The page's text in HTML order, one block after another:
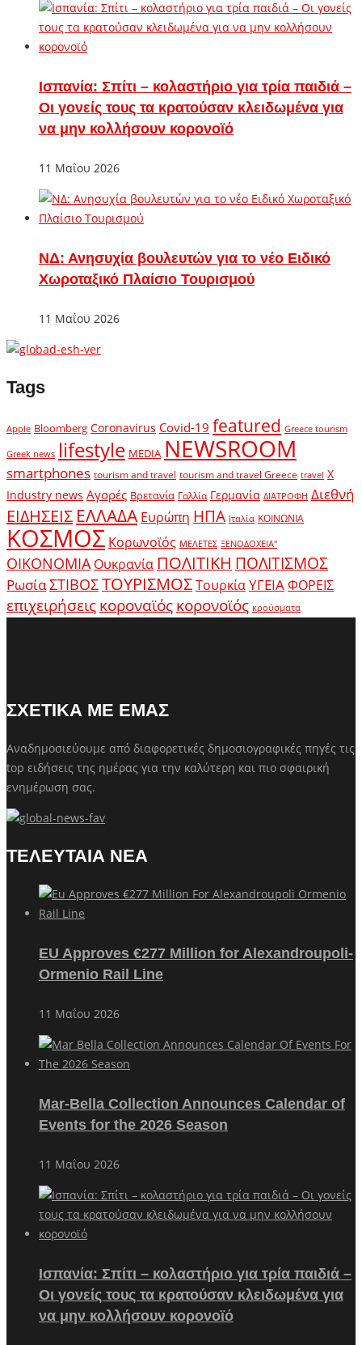
Ισπανία: Σπίτι – κολαστήριο για τρία παιδιά –
Οι γονείς τους τα κρατούσαν κλειδωμένα για
να μην κολλήσουν κορονοϊό
11 Μαΐου 2026
ΝΔ: Ανησυχία βουλευτών για το νέο Ειδικό
Χωροταξικό Πλαίσιο Τουρισμού
11 Μαΐου 2026
Tags
Apple Bloomberg Coronavirus Covid-19 featured Greece tourism
Greek news lifestyle MEDIA NEWSROOM
smartphones tourism and travel tourism and travel Greece travel X
Industry news Αγορές Βρετανία Γαλλία Γερμανία ΔΙΑΤΡΟΦΗ Διεθνή
ΕΙΔΗΣΕΙΣ ΕΛΛΑΔΑ Ευρώπη ΗΠΑ Ιταλία ΚΟΙΝΩΝΙΑ
ΚΟΣΜΟΣ Κορωνοϊός ΜΕΛΕΤΕΣ ΞΕΝΟΔΟΧΕΙΑ"
ΟΙΚΟΝΟΜΙΑ Ουκρανία ΠΟΛΙΤΙΚΗ ΠΟΛΙΤΙΣΜΟΣ
ΡωσίαΣΤΙΒΟΣΤΟΥΡΙΣΜΟΣΤουρκίαΥΓΕΙΑΦΟΡΕΙΣ
επιχειρήσειςκοροναϊόςκορονοϊός κρούσματα
ΣΧΕΤΙΚΑ ΜΕ ΕΜΑΣ
Αναδημοσιεύουμε από διαφορετικές δημοσιογραφικές πηγές τις
top ειδήσεις της ημέρας για την καλύτερη και πιο σφαιρική
ενημέρωση σας.
ΤΕΛΕΥΤΑΙΑ ΝΕΑ
EU Approves €277 Million for Alexandroupoli-
Ormenio Rail Line
11 Μαΐου 2026
Mar-Bella Collection Announces Calendar of
Events for the 2026 Season
11 Μαΐου 2026
Ισπανία: Σπίτι – κολαστήριο για τρία παιδιά –
Οι γονείς τους τα κρατούσαν κλειδωμένα για
να μην κολλήσουν κορονοϊό